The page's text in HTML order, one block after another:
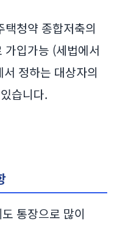
청약 종합저축의
입가능 (세법에서
정하는 대상자의
습니다.
통장으로 많이